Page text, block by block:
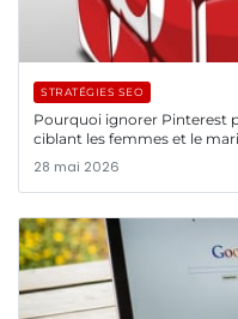
STRATÉGIES SEO
Pourquoi ignorer Pinterest
ciblant les femmes et le
28 mai 2026